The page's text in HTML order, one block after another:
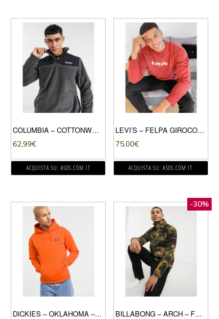
COLUMBIA – COTTONWOOD PARK – FELPA CON BOTTONI A PRESSIONE IN PILE GRIGIA-GRIGIO
62,99€
ACQUISTA SU: ASOS.COM IT
LEVI’S – FELPA GIROCOLLO COMODA MARRONE ROBBIA CON LOGO SUL DAVANTI
75,00€
ACQUISTA SU: ASOS.COM IT
DICKIES – OKLAHOMA – FELPA CON CAPPUCCIO REGULAR FIT ARANCIONE
-30%
BILLABONG – ARCH – FELPA IN PILE VERDE MIMETICO CON ZIP A UN QUARTO